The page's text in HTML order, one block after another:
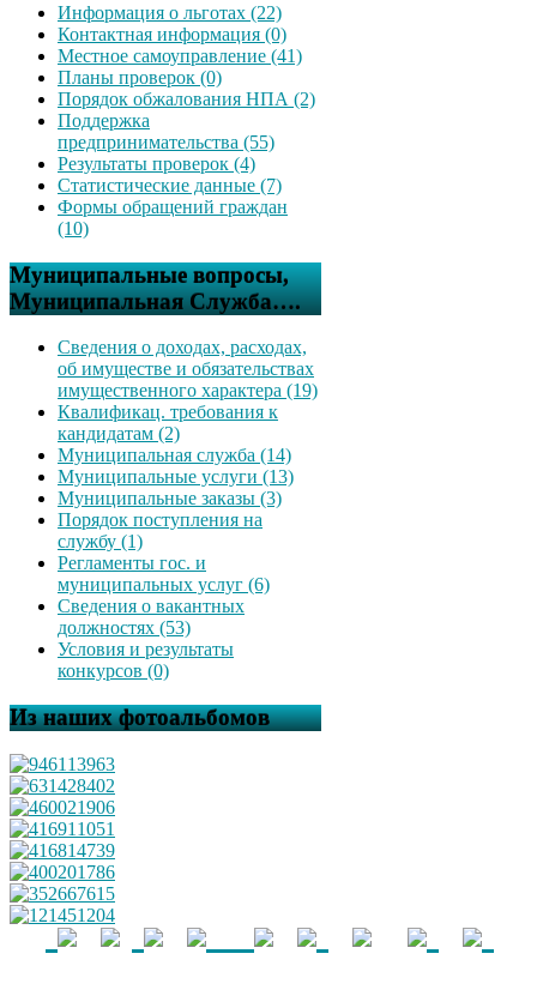
Информация о льготах (22)
Контактная информация (0)
Местное самоуправление (41)
Планы проверок (0)
Порядок обжалования НПА (2)
Поддержка
предпринимательства (55)
Результаты проверок (4)
Статистические данные (7)
Формы обращений граждан
(10)
Муниципальные вопросы,
Муниципальная Служба….
Сведения о доходах, расходах,
об имуществе и обязательствах
имущественного характера (19)
Квалификац. требования к
кандидатам (2)
Муниципальная служба (14)
Муниципальные услуги (13)
Муниципальные заказы (3)
Порядок поступления на
службу (1)
Регламенты гос. и
муниципальных услуг (6)
Сведения о вакантных
должностях (53)
Условия и результаты
конкурсов (0)
Из наших фотоальбомов